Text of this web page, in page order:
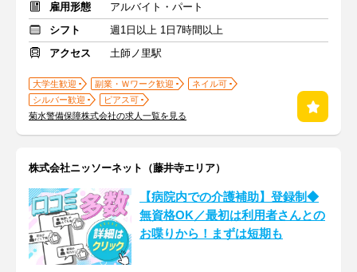
雇用形態
アルバイト・パート
シフト
週1日以上 1日7時間以上
アクセス
土師ノ里駅
大学生歓迎 副業・Ｗワーク歓迎
ネイル可
シルバー歓迎
ピアス可
菊水警備保障株式会社の求人一覧を見る
株式会社ニッソーネット（藤井寺エリア）
【病院内での介護補助】登録制◆
無資格OK／最初は利用者さんとの
お喋りから！まずは短期も